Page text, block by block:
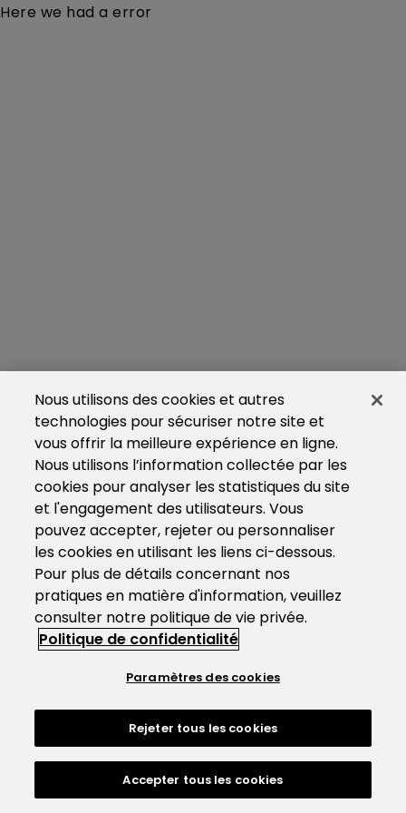
Here we had a error
Nous utilisons des cookies et autres
technologies pour sécuriser notre site et
vous offrir la meilleure expérience en ligne.
Nous utilisons l’information collectée par les
cookies pour analyser les statistiques du site
et l'engagement des utilisateurs. Vous
pouvez accepter, rejeter ou personnaliser
les cookies en utilisant les liens ci-dessous.
Pour plus de détails concernant nos
pratiques en matière d'information, veuillez
consulter notre politique de vie privée.
Politique de confidentialité
Paramètres des cookies
Rejeter tous les cookies
Accepter tous les cookies